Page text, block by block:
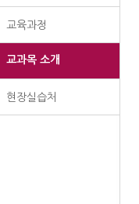
교육과정
교과목 소개
현장실습처